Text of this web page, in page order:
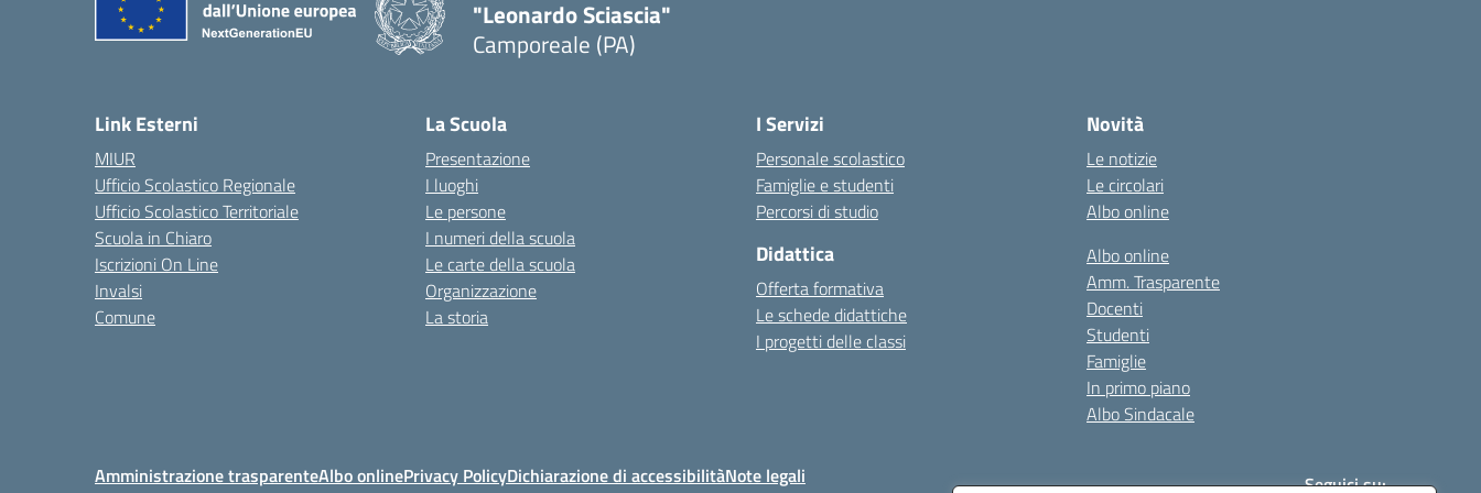
"Leonardo Sciascia"
Camporeale (PA)
Link Esterni
MIUR
Ufficio Scolastico Regionale
Ufficio Scolastico Territoriale
Scuola in Chiaro
Iscrizioni On Line
Invalsi
Comune
La Scuola
Presentazione
I luoghi
Le persone
I numeri della scuola
Le carte della scuola
Organizzazione
La storia
I Servizi
Personale scolastico
Famiglie e studenti
Percorsi di studio
Didattica
Offerta formativa
Le schede didattiche
I progetti delle classi
Novità
Le notizie
Le circolari
Albo online
Albo online
Amm. Trasparente
Docenti
Studenti
Famiglie
In primo piano
Albo Sindacale
Amministrazione trasparenteAlbo onlinePrivacy PolicyDichiarazione di accessibilitàNote legali Seguici su: